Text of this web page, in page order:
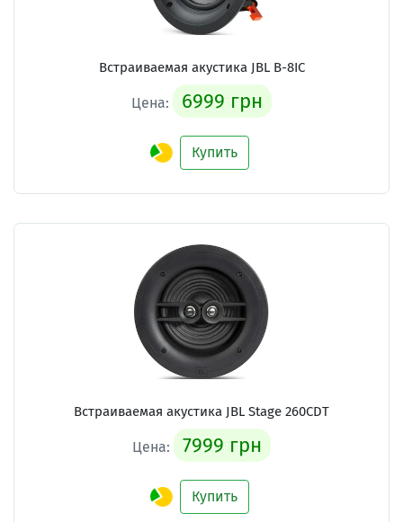
Встраиваемая акустика JBL B-8IC
Цена: 6999 грн
Купить
Встраиваемая акустика JBL Stage 260CDT
Цена: 7999 грн
Купить